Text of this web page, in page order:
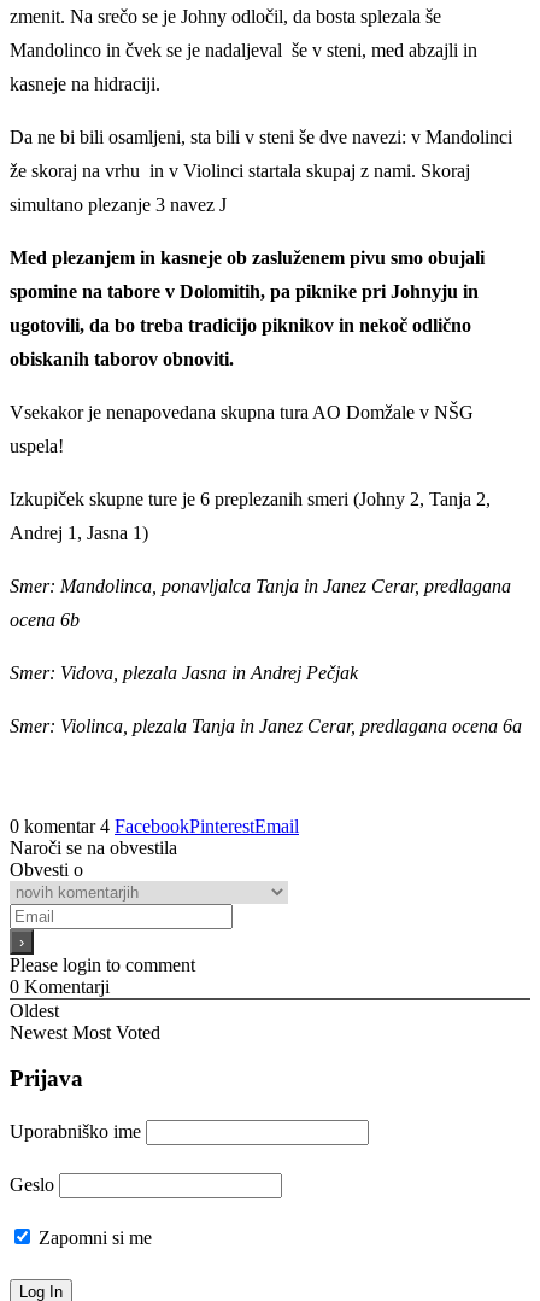
zmenit. Na srečo se je Johny odločil, da bosta splezala še
Mandolinco in čvek se je nadaljeval še v steni, med abzajli in
kasneje na hidraciji.
Da ne bi bili osamljeni, sta bili v steni še dve navezi: v Mandolinci
že skoraj na vrhu in v Violinci startala skupaj z nami. Skoraj
simultano plezanje 3 navez J
Med plezanjem in kasneje ob zasluženem pivu smo obujali
spomine na tabore v Dolomitih, pa piknike pri Johnyju in
ugotovili, da bo treba tradicijo piknikov in nekoč odlično
obiskanih taborov obnoviti.
Vsekakor je nenapovedana skupna tura AO Domžale v NŠG
uspela!
Izkupiček skupne ture je 6 preplezanih smeri (Johny 2, Tanja 2,
Andrej 1, Jasna 1)
Smer: Mandolinca, ponavljalca Tanja in Janez Cerar, predlagana
ocena 6b
Smer: Vidova, plezala Jasna in Andrej Pečjak
Smer: Violinca, plezala Tanja in Janez Cerar, predlagana ocena 6a
0 komentar 4 FacebookPinterestEmail
Naroči se na obvestila
Obvesti o
Please login to comment
0 Komentarji
Oldest
Newest Most Voted
Prijava
Uporabniško ime
Geslo
Zapomni si me